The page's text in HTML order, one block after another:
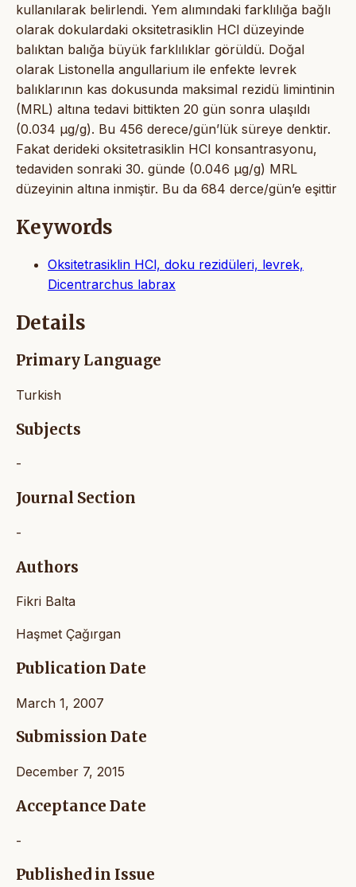
kullanılarak belirlendi. Yem alımındaki farklılığa bağlı
olarak dokulardaki oksitetrasiklin HCl düzeyinde
balıktan balığa büyük farklılıklar görüldü. Doğal
olarak Listonella angullarium ile enfekte levrek
balıklarının kas dokusunda maksimal rezidü limintinin
(MRL) altına tedavi bittikten 20 gün sonra ulaşıldı
(0.034 μg/g). Bu 456 derece/gün’lük süreye denktir.
Fakat derideki oksitetrasiklin HCl konsantrasyonu,
tedaviden sonraki 30. günde (0.046 μg/g) MRL
düzeyinin altına inmiştir. Bu da 684 derce/gün’e eşittir
Keywords
Oksitetrasiklin HCl, doku rezidüleri, levrek,
Dicentrarchus labrax
Details
Primary Language
Turkish
Subjects
-
Journal Section
-
Authors
Fikri Balta
Haşmet Çağırgan
Publication Date
March 1, 2007
Submission Date
December 7, 2015
Acceptance Date
-
Published in Issue